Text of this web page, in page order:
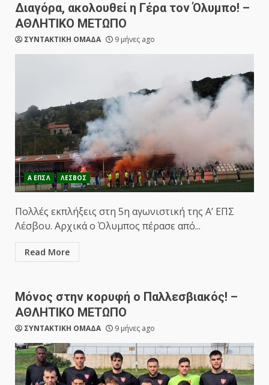
Διαγόρα, ακολουθεί η Γέρα τον Όλυμπο! –
ΑΘΛΗΤΙΚΟ ΜΕΤΩΠΟ
ΣΥΝΤΑΚΤΙΚΗ ΟΜΑΔΑ 9 μήνες ago
Α ΕΠΣΛ ΛΕΣΒΟΣ
Πολλές εκπλήξεις στη 5η αγωνιστική της Α’ ΕΠΣ
Λέσβου. Αρχικά ο Όλυμπος πέρασε από...
Read More
Μόνος στην κορυφή ο Παλλεσβιακός! –
ΑΘΛΗΤΙΚΟ ΜΕΤΩΠΟ
ΣΥΝΤΑΚΤΙΚΗ ΟΜΑΔΑ 9 μήνες ago